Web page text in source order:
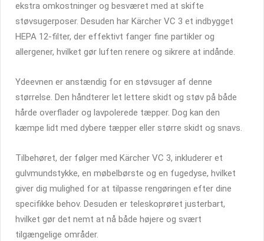
ekstra omkostninger og besværet med at skifte
støvsugerposer. Desuden har Kärcher VC 3 et indbygget
HEPA 12-filter, der effektivt fanger fine partikler og
allergener, hvilket gør luften renere og sikrere at indånde.
Ydeevnen er anstændig for en støvsuger af denne
størrelse. Den håndterer let lettere skidt og støv på både
hårde overflader og lavpolerede tæpper. Dog kan den
kæmpe lidt med dybere tæpper eller større skidt og snavs.
Tilbehøret, der følger med Kärcher VC 3, inkluderer et
gulvmundstykke, en møbelbørste og en fugedyse, hvilket
giver dig mulighed for at tilpasse rengøringen efter dine
specifikke behov. Desuden er teleskoprøret justerbart,
hvilket gør det nemt at nå både højere og svært
tilgængelige områder.